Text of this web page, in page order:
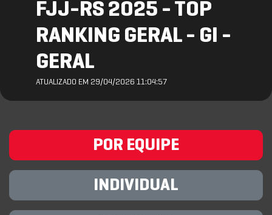
FJJ-RS 2025 - TOP
RANKING GERAL - GI -
GERAL
ATUALIZADO EM 29/04/2026 11:04:57
POR EQUIPE
INDIVIDUAL